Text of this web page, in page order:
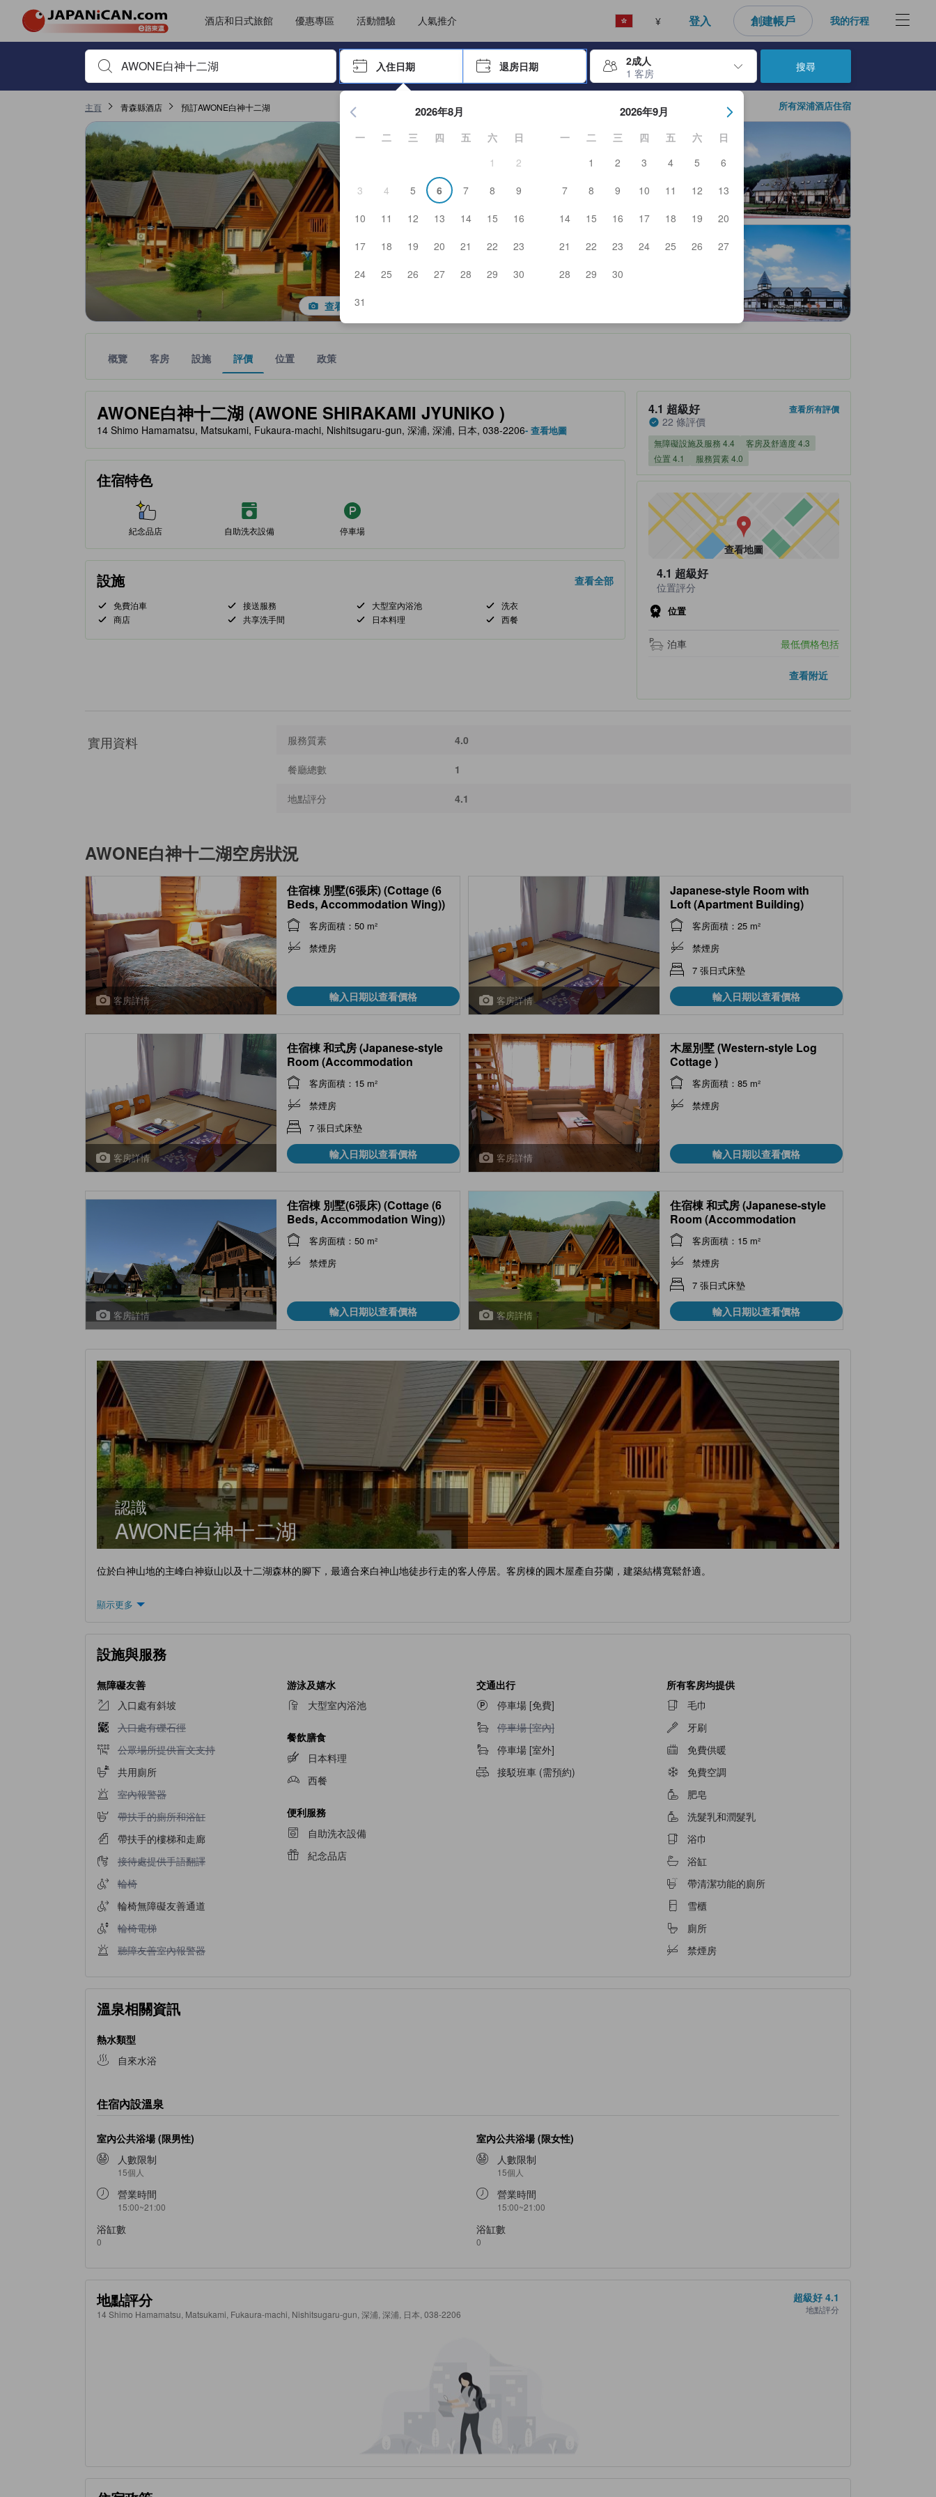
酒店和日式旅館 優惠專區 活動體驗 人氣推介 ¥ 登入 創建帳戶 我的行程
首先輸入住宿名稱或關鍵字搜尋，並使用箭頭鍵或 Tab鍵尋找，再按Enter鍵選擇
入住日期 退房日期
2成人
1 客房
按Enter鍵開始瀏覽日期選擇器，並使用方向鍵瀏覽入住和退房日期。使用Enter鍵選擇日期後，入住日期將會選取。請重覆相同步驟以選
2026年8月
一 二 三 四 五 六
日
1
2
3
4 5 6 7 8
9
10
11 12 13 14 15
16
17
18 19 20 21 22
23
24
25 26 27 28 29
30
31
2026年9月
一 二 三 四 五 六
日
1
2 3 4 5
6
7
8 9 10 11 12
13
14
15 16 17 18 19
20
21
22 23 24 25 26
27
28
29 30
搜尋
主頁 青森縣酒店 預訂AWONE白神十二湖 所有深浦酒店住宿
查看全部照片
概覽 客房 設施 評價 位置 政策
AWONE白神十二湖 (AWONE SHIRAKAMI JYUNIKO )
tooltip
金星評級由夥伴網站提供，反映住客對舒適度及設施服務等的預期。
14 Shimo Hamamatsu, Matsukami, Fukaura-machi, Nishitsugaru-gun, 深浦, 深浦, 日本, 038-2206- 查看地圖
住宿特色
紀念品店 自助洗衣設備 停車場
設施 查看全部
免費泊車 接送服務 大型室內浴池
洗衣
商店
共享洗手間 日本料理 西餐
4.1 超級好
22 條評價
查看所有評價
無障礙設施及服務 4.4
客房及舒適度 4.3
位置 4.1
服務質素 4.0
查看地圖
4.1 超級好
位置評分
位置
泊車 最低價格包括
查看附近
實用資料 服務質素 4.0
餐廳總數 1
地點評分 4.1
AWONE白神十二湖空房狀況
客房詳情
住宿棟 別墅(6張床) (Cottage (6
Beds, Accommodation Wing))
客房面積：50 m²
禁煙房
輸入日期以查看價格 客房詳情
Japanese-style Room with
Loft (Apartment Building)
客房面積：25 m²
禁煙房
7 張日式床墊
輸入日期以查看價格
客房詳情
住宿棟 和式房 (Japanese-style
Room (Accommodation
Wing))客房面積：15 m²
禁煙房
7 張日式床墊
輸入日期以查看價格 客房詳情
木屋別墅 (Western-style Log
Cottage )
客房面積：85 m²
禁煙房
輸入日期以查看價格
客房詳情
住宿棟 別墅(6張床) (Cottage (6
Beds, Accommodation Wing))
客房面積：50 m²
禁煙房
輸入日期以查看價格 客房詳情
住宿棟 和式房 (Japanese-style
Room (Accommodation
Wing))客房面積：15 m²
禁煙房
7 張日式床墊
輸入日期以查看價格
認識
AWONE白神十二湖
位於白神山地的主峰白神嶽山以及十二湖森林的腳下，最適合來白神山地徒步行走的客人停居。客房棟的圓木屋產自芬蘭，建築結構寬鬆舒適。
顯示更多
設施與服務
無障礙友善
入口處有斜坡
入口處有礫石徑不適用
入口處有礫石徑
公眾場所提供盲文支持不適用
公眾場所提供盲文支持
共用廁所
室內報警器不適用
室內報警器
帶扶手的廁所和浴缸不適用
帶扶手的廁所和浴缸
帶扶手的樓梯和走廊
接待處提供手語翻譯不適用
接待處提供手語翻譯
輪椅不適用
輪椅
輪椅無障礙友善通道
輪椅電梯不適用
輪椅電梯
聽障友善室內報警器不適用
聽障友善室內報警器
游泳及嬉水
大型室內浴池
餐飲膳食
日本料理
西餐
便利服務
自助洗衣設備
紀念品店
交通出行
停車場 [免費]
停車場 [室內]不適用
停車場 [室內]
停車場 [室外]
接駁班車 (需預約)
所有客房均提供
毛巾
牙刷
免費供暖
免費空調
肥皂
洗髮乳和潤髮乳
浴巾
浴缸
帶清潔功能的廁所
雪櫃
廁所
禁煙房
溫泉相關資訊
熱水類型
自來水浴
住宿內設溫泉
室內公共浴場 (限男性)
人數限制
15個人
營業時間
15:00~21:00
浴缸數
0
室內公共浴場 (限女性)
人數限制
15個人
營業時間
15:00~21:00
浴缸數
0
地點評分
14 Shimo Hamamatsu, Matsukami, Fukaura-machi, Nishitsugaru-gun, 深浦, 深浦, 日本, 038-2206
超級好 4.1
地點評分